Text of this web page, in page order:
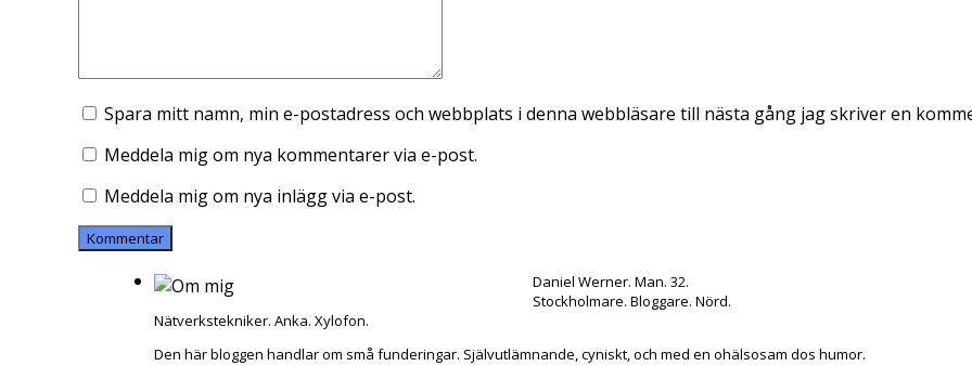
Spara mitt namn, min e-postadress och webbplats i denna webbläsare till nästa gång jag skriver en
Meddela mig om nya kommentarer via e-post.
Meddela mig om nya inlägg via e-post.
Daniel Werner. Man. 32.
Stockholmare. Bloggare. Nörd.
Nätverkstekniker. Anka. Xylofon.
Den här bloggen handlar om små funderingar. Självutlämnande, cyniskt, och med en ohälsosam dos humor.